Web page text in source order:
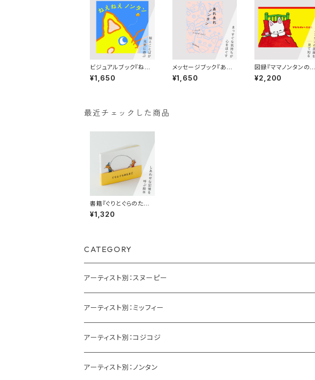
ビジュアルブック『ねえ
ねえ ノンタン』絵：キヨノ
サチコ 構成：佐々木俊
¥1,650
メッセージブック『あれ
あれ ノンタン』絵・こと
ば：キヨノサチコ
¥1,650
図録『ママノンタンの原
画集』絵：キヨノサチコ
¥2,200
最近チェックした商品
書籍『ぐりとぐらのたま
ご』
¥1,320
CATEGORY
アーティスト別：スヌーピー
アーティスト別：ミッフィー
アーティスト別：コジコジ
アーティスト別：ノンタン